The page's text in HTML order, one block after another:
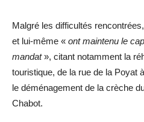
Malgré les difficultés
et lui-même « ont maintenu le
mandat», citant notamment la
touristique, de la rue de la Poyat
le déménagement de la crèche
Chabot.